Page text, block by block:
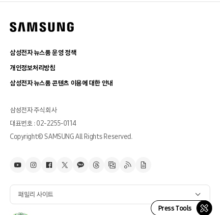
Press Tools
삼성전자 뉴스룸 운영 정책
개인정보처리방침
삼성전자 뉴스룸 콘텐츠 이용에 대한 안내
삼성전자 주식회사
대표번호 : 02-2255-0114
Copyright© SAMSUNG All Rights Reserved.
패밀리 사이트